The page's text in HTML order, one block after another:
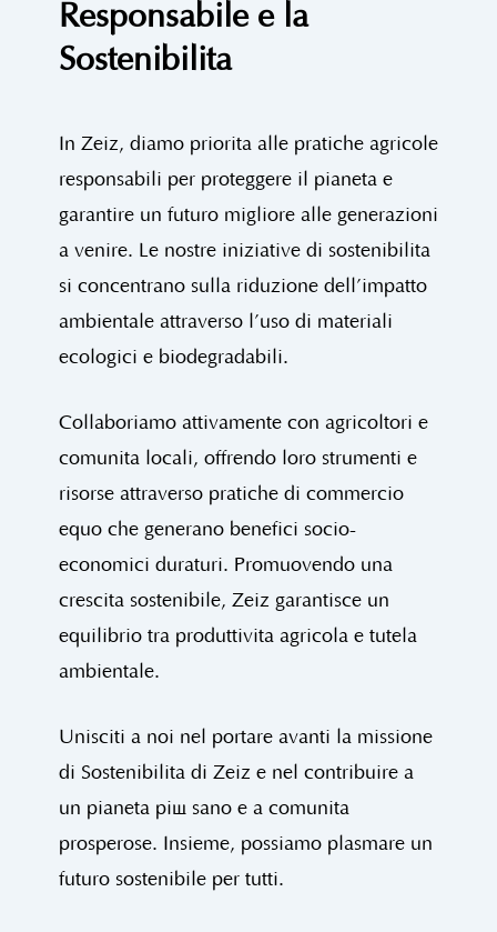
Responsabile e la
Sostenibilità
In Zeiz, diamo priorità alle pratiche agricole
responsabili per proteggere il pianeta e
garantire un futuro migliore alle generazioni
a venire. Le nostre iniziative di sostenibilità
si concentrano sulla riduzione dell’impatto
ambientale attraverso l’uso di materiali
ecologici e biodegradabili.
Collaboriamo attivamente con agricoltori e
comunità locali, offrendo loro strumenti e
risorse attraverso pratiche di commercio
equo che generano benefici socio-
economici duraturi. Promuovendo una
crescita sostenibile, Zeiz garantisce un
equilibrio tra produttività agricola e tutela
ambientale.
Unisciti a noi nel portare avanti la missione
di Sostenibilità di Zeiz e nel contribuire a
un pianeta più sano e a comunità
prosperose. Insieme, possiamo plasmare un
futuro sostenibile per tutti.